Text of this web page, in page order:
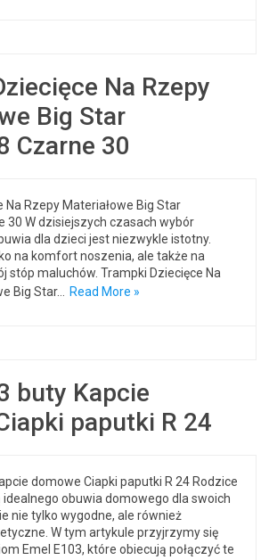
Na Rzepy
Big Star
Czarne 30
Na Rzepy Materiałowe Big Star
30 W dzisiejszych czasach wybór
dla dzieci jest niezwykle istotny.
na komfort noszenia, ale także na
stóp maluchów. Trampki Dziecięce Na
Big Star…
Read More »
buty Kapcie
paputki R 24
domowe Ciapki paputki R 24 Rodzice
obuwia domowego dla swoich
nie tylko wygodne, ale również
W tym artykule przyjrzymy się
Emel E103, które obiecują połączyć te